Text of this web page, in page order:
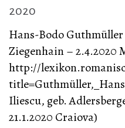
2020
Hans-Bodo Guthmüller
Ziegenhain – 2.4.2020
http://
Iliescu, geb.
21.1.2020 Craiova)